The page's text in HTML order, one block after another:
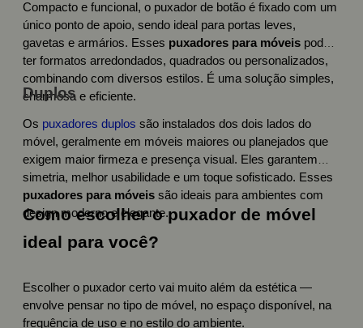
Compacto e funcional, o puxador de botão é fixado com um
único ponto de apoio, sendo ideal para portas leves,
gavetas e armários. Esses puxadores para móveis podem
ter formatos arredondados, quadrados ou personalizados,
combinando com diversos estilos. É uma solução simples,
charmosa e eficiente.
Duplos
Os puxadores duplos são instalados dos dois lados do
móvel, geralmente em móveis maiores ou planejados que
exigem maior firmeza e presença visual. Eles garantem
simetria, melhor usabilidade e um toque sofisticado. Esses
puxadores para móveis são ideais para ambientes com
design moderno e elegante.
Como escolher o puxador de móvel
ideal para você?
Escolher o puxador certo vai muito além da estética —
envolve pensar no tipo de móvel, no espaço disponível, na
frequência de uso e no estilo do ambiente.